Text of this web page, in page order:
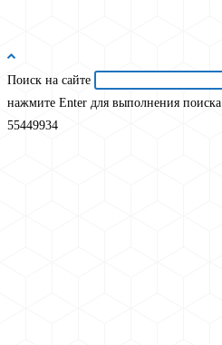
Поиск на сайте
нажмите Enter для выполнения поиска
55449934